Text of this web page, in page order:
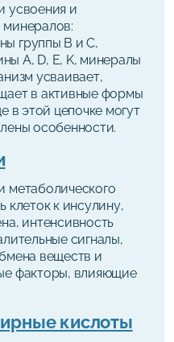
усвоения и
группы B и C,
A, D, E, K, минералы
усваивает,
в активные формы
в этой цепочке могут
особенности.
метаболического
клеток к инсулину,
интенсивность
сигналы,
веществ и
факторы, влияющие
кислоты